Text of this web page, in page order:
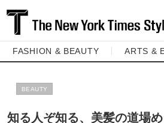
FASHION & BEAUTY ARTS &
BEAUTY
知る人ぞ知る、美髪の道場め